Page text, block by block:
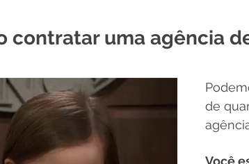
contratar uma agência
de
Você